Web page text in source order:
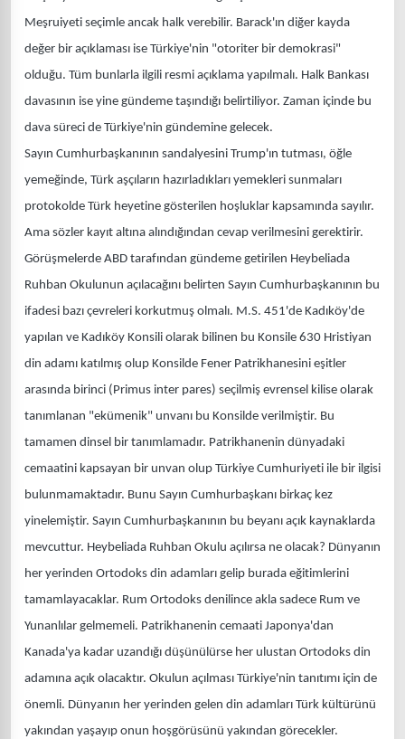
Meşruiyeti seçimle ancak halk verebilir. Barack'ın diğer kayda
değer bir açıklaması ise Türkiye'nin "otoriter bir demokrasi"
olduğu. Tüm bunlarla ilgili resmi açıklama yapılmalı. Halk Bankası
davasının ise yine gündeme taşındığı belirtiliyor. Zaman içinde bu
dava süreci de Türkiye'nin gündemine gelecek.
Sayın Cumhurbaşkanının sandalyesini Trump'ın tutması, öğle
yemeğinde, Türk aşçıların hazırladıkları yemekleri sunmaları
protokolde Türk heyetine gösterilen hoşluklar kapsamında sayılır.
Ama sözler kayıt altına alındığından cevap verilmesini gerektirir.
Görüşmelerde ABD tarafından gündeme getirilen Heybeliada
Ruhban Okulunun açılacağını belirten Sayın Cumhurbaşkanının bu
ifadesi bazı çevreleri korkutmuş olmalı. M.S. 451'de Kadıköy'de
yapılan ve Kadıköy Konsili olarak bilinen bu Konsile 630 Hristiyan
din adamı katılmış olup Konsilde Fener Patrikhanesini eşitler
arasında birinci (Primus inter pares) seçilmiş evrensel kilise olarak
tanımlanan "ekümenik" unvanı bu Konsilde verilmiştir. Bu
tamamen dinsel bir tanımlamadır. Patrikhanenin dünyadaki
cemaatini kapsayan bir unvan olup Türkiye Cumhuriyeti ile bir ilgisi
bulunmamaktadır. Bunu Sayın Cumhurbaşkanı birkaç kez
yinelemiştir. Sayın Cumhurbaşkanının bu beyanı açık kaynaklarda
mevcuttur. Heybeliada Ruhban Okulu açılırsa ne olacak? Dünyanın
her yerinden Ortodoks din adamları gelip burada eğitimlerini
tamamlayacaklar. Rum Ortodoks denilince akla sadece Rum ve
Yunanlılar gelmemeli. Patrikhanenin cemaati Japonya'dan
Kanada'ya kadar uzandığı düşünülürse her ulustan Ortodoks din
adamına açık olacaktır. Okulun açılması Türkiye'nin tanıtımı için de
önemli. Dünyanın her yerinden gelen din adamları Türk kültürünü
yakından yaşayıp onun hoşgörüsünü yakından görecekler.